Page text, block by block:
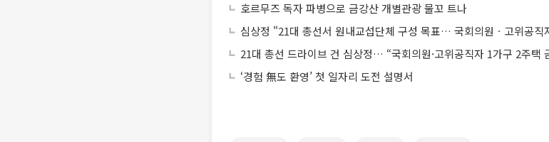
호르무즈 독자 파병으로 금강산 개별관광 물꼬 트나
심상정 "21대 총선서 원내교섭단체 구성 목표… 국회의원ㆍ고위공직
21대 총선 드라이브 건 심상정… “국회의원·고위공직자 1가구 2주택
‘경험 無도 환영’ 첫 일자리 도전 설명서